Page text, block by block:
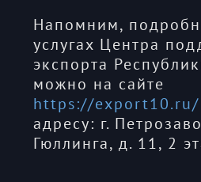
Напомним,
услугах Центра
экспорта
можно на сайте
https://export10.ru/
адресу: г.
Гюллинга, д. 11, 2